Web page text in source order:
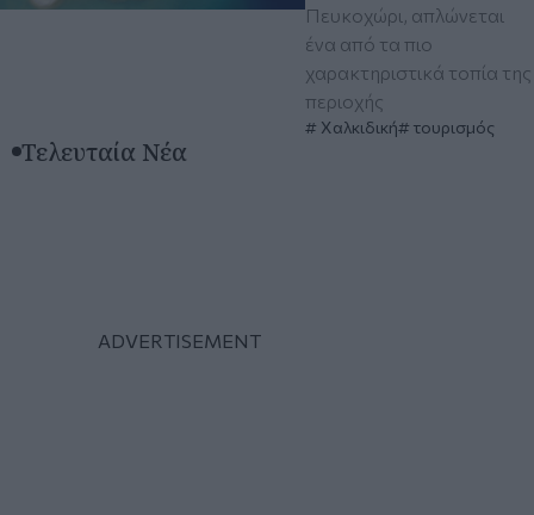
Πευκοχώρι, απλώνεται
ένα από τα πιο
χαρακτηριστικά τοπία της
περιοχής
Χαλκιδική τουρισμός
Τελευταία Νέα